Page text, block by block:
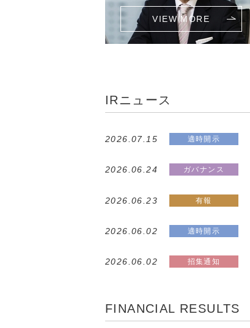
IRニュース
2026.07.15
2026.06.24
2026.06.23
2026.06.02
2026.06.02
FINANCIAL RESULTS